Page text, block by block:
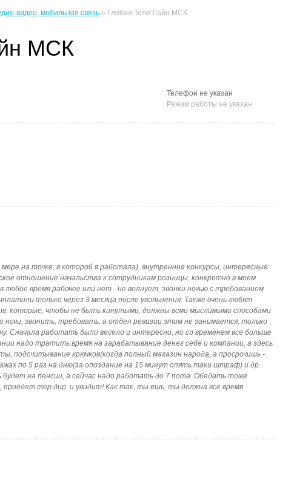
видео, мобильная связь » Глобал Теле Лайн МСК
МСК
Телефон не указан
Режим работы не указан
на точке, в которой я работала), внутренние конкурсы, интересные
отношение начальства к сотрудникам розницы, конкретно в моем
любое время рабочее или нет - не волнует, звонки ночью с требованием
только через 3 месяца после увольнения. Также очень любят
которые, чтобы не быть кинутыми, должны всми мыслимыми способами
ночи, звонить, требовать, а отдел ревизии этим не занимается, только
Сначала работать было весело и интересно, но со временем все больше
надо тратить время на зарабатывание денег себе и компании, а здесь
подсчитывание крючков(когда полный магазин народа, а просрочишь -
по 5 раз на дню(за опоздание на 15 минут опять таки штраф) и др.
на пенсии, а сейчас надо работать до 7 пота. Обедать тоже
приедет тер.дир. и увидит! Как так, ты ешь, ты должна все время